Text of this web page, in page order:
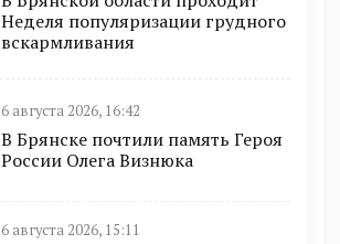
Неделя популяризации грудного
вскармливания
6 августа 2026, 16:42
В Брянске почтили память Героя
России Олега Визнюка
6 августа 2026, 15:11